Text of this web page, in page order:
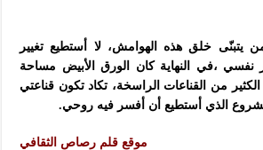
خلق هذه الهوامش، لا أستطيع تغيير
نفسي ،في النهاية كان الورق الأبيض مساحة
من القناعات الراسخة، تكاد تكون قناعتي
الذي أستطيع أن أفسر فيه روحي.
موقع قلم رصاص الثقافي